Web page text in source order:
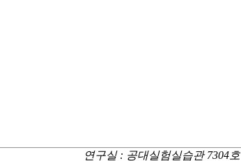
연구실 : 공대실험실습관 7304호